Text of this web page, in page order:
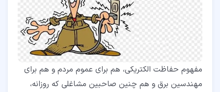
مفهوم حفاظت الکتریکی، هم برای عموم مردم و هم برای
مهندسین برق و هم چنین صاحبین مشاغلی که روزانه،